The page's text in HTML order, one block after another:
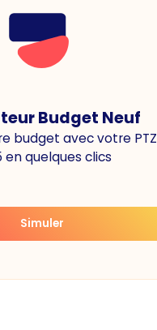
Budget Neuf
budget avec votre PTZ
en quelques clics
Simuler